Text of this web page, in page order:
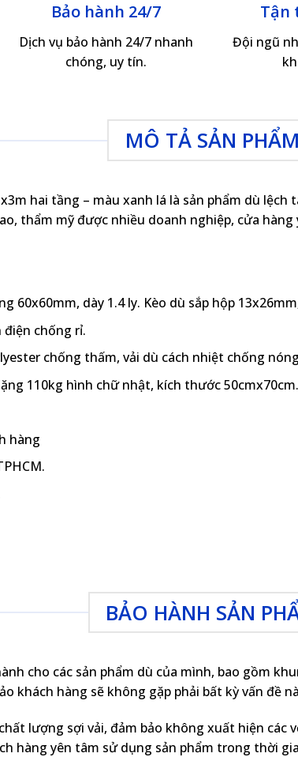
Bảo hành 24/7
Dịch vụ bảo hành 24/7 nhanh
chóng, uy tín.
Tận
Đội ngũ
MÔ TẢ SẢN PHẨM
hai tầng – màu xanh lá là sản phẩm dù lệch
thẩm mỹ được nhiều doanh nghiệp, cửa
60x60mm, dày 1.4 ly. Kèo dù sắp hộp
chống rỉ.
chống thấm, vải dù cách nhiệt chống
110kg hình chữ nhật, kích thước
hàng
BẢO HÀNH SẢN
cho các sản phẩm dù của mình, bao gồm
khách hàng sẽ không gặp phải bất kỳ vấn đề
lượng sợi vải, đảm bảo không xuất hiện
hàng yên tâm sử dụng sản phẩm trong thời